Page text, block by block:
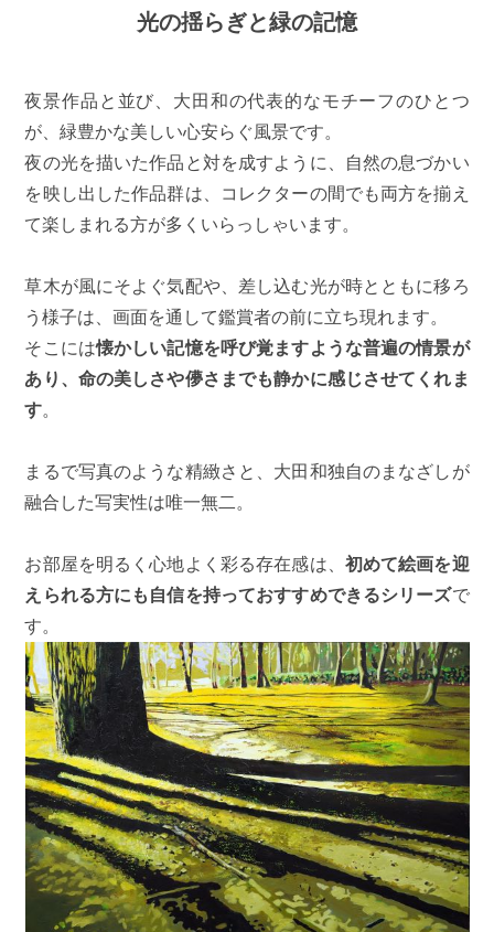
光の揺らぎと緑の記憶
夜景作品と並び、大田和の代表的なモチーフのひとつ
が、緑豊かな美しい心安らぐ風景です。
夜の光を描いた作品と対を成すように、自然の息づかい
を映し出した作品群は、コレクターの間でも両方を揃え
て楽しまれる方が多くいらっしゃいます。
草木が風にそよぐ気配や、差し込む光が時とともに移ろ
う様子は、画面を通して鑑賞者の前に立ち現れます。
そこには懐かしい記憶を呼び覚ますような普遍の情景が
あり、命の美しさや儚さまでも静かに感じさせてくれま
す。
まるで写真のような精緻さと、大田和独自のまなざしが
融合した写実性は唯一無二。
お部屋を明るく心地よく彩る存在感は、 初めて絵画を迎
えられる方にも自信を持っておすすめできるシリーズで
す。